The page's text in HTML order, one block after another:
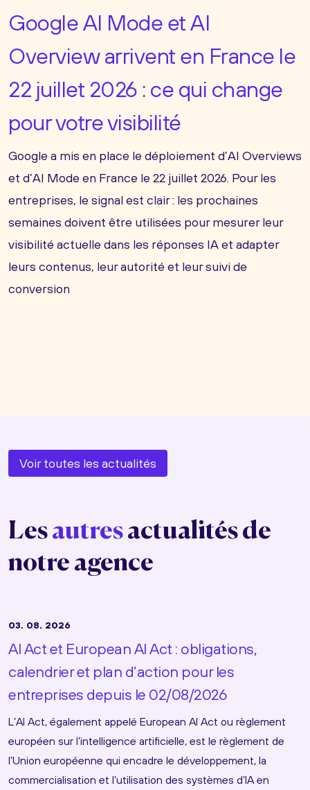
Google AI Mode et AI
Overview arrivent en France le
22 juillet 2026 : ce qui change
pour votre visibilité
Google a mis en place le déploiement d’AI Overviews
et d’AI Mode en France le 22 juillet 2026. Pour les
entreprises, le signal est clair : les prochaines
semaines doivent être utilisées pour mesurer leur
visibilité actuelle dans les réponses IA et adapter
leurs contenus, leur autorité et leur suivi de
conversion
Voir toutes les actualités
Lesautresactualités de
notre agence
03. 08. 2026
AI Act et European AI Act : obligations,
calendrier et plan d’action pour les
entreprises depuis le 02/08/2026
L’AI Act, également appelé European AI Act ou règlement
européen sur l’intelligence artificielle, est le règlement de
l’Union européenne qui encadre le développement, la
commercialisation et l’utilisation des systèmes d’IA en